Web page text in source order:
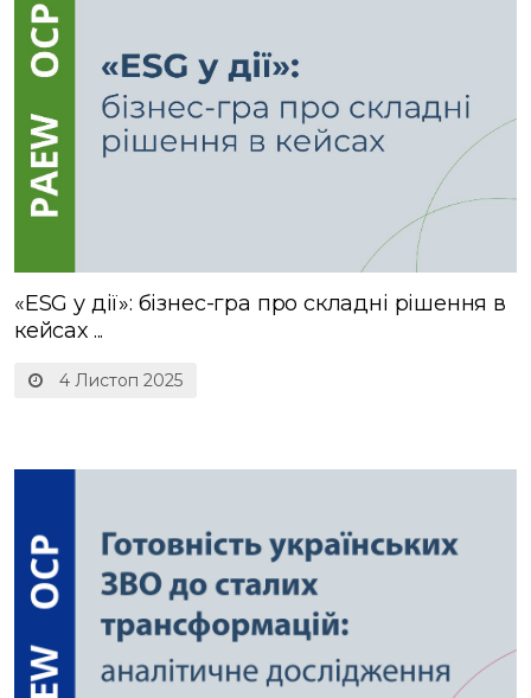
4 Листоп 2025
«ESG у дії»: бізнес-гра про складні рішення в
кейсах ...